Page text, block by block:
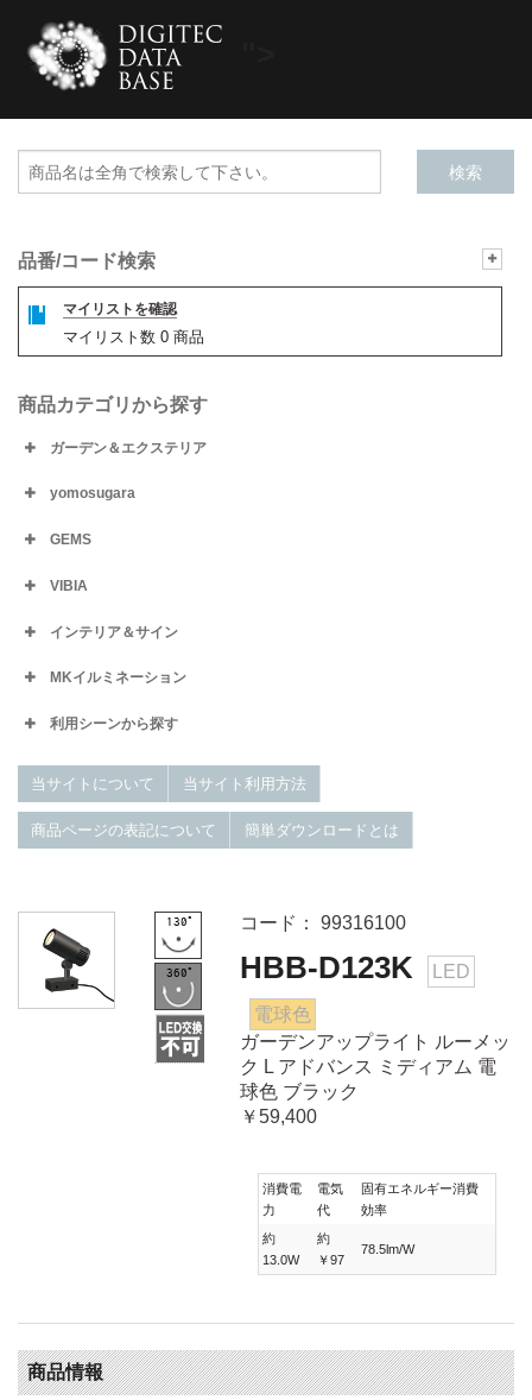
品番/コード検索
マイリストを確認
マイリスト数 0 商品
商品カテゴリから探す
ガーデン＆エクステリア
yomosugara
GEMS
VIBIA
インテリア＆サイン
MKイルミネーション
利用シーンから探す
当サイトについて 当サイト利用方法
商品ページの表記について 簡単ダウンロードとは
コード： 99316100
HBB-D123K LED
電球色
ガーデンアップライト ルーメッ
ク L アドバンス ミディアム 電
球色 ブラック
￥59,400
消費電
力
電気
代
固有エネルギー消費
効率
約
13.0W
約
￥97
78.5lm/W
商品情報